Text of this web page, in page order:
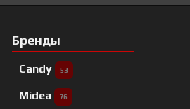
Бренды
Candy 53
Midea 76